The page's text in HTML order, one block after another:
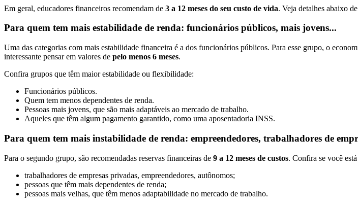
Em geral, educadores financeiros recomendam de 3 a 12 meses do seu custo de vida. Veja detalhes abaixo
Para quem tem mais estabilidade de renda: funcionários públicos, mais jovens...
Uma das categorias com mais estabilidade financeira é a dos funcionários públicos. Para esse grupo, o
interessante pensar em valores de pelo menos 6 meses.
Confira grupos que têm maior estabilidade ou flexibilidade:
Funcionários públicos.
Quem tem menos dependentes de renda.
Pessoas mais jovens, que são mais adaptáveis ao mercado de trabalho.
Aqueles que têm algum pagamento garantido, como uma aposentadoria INSS.
Para quem tem mais instabilidade de renda: empreendedores, trabalhadores de
Para o segundo grupo, são recomendadas reservas financeiras de 9 a 12 meses de custos. Confira se você
trabalhadores de empresas privadas, empreendedores, autônomos;
pessoas que têm mais dependentes de renda;
pessoas mais velhas, que têm menos adaptabilidade no mercado de trabalho.